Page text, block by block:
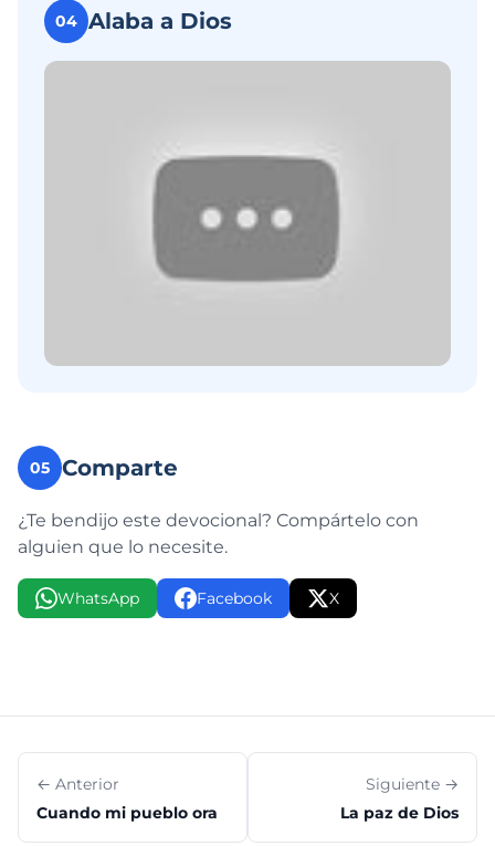
04 Alaba a Dios
05 Comparte
¿Te bendijo este devocional? Compártelo con
alguien que lo necesite.
WhatsApp Facebook X
← Anterior
Cuando mi pueblo ora
Siguiente →
La paz de Dios